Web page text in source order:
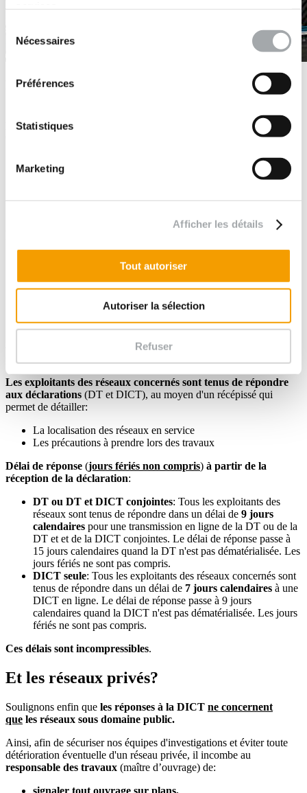
Nécessaires
Préférences
Statistiques
Marketing
Afficher les détails
Tout autoriser
Autoriser la sélection
Refuser
Plan minute de synthèse des réseaux
peuvent établir un
plan minute de synthèse des réseaux( PMSR
sur un seul et même fond de plan la
position de tous les réseaux existants connus
obtenus via
Si des réseaux restent à détecter, nos partenaires (habilités
desOL(opérations de localisation) poursécuriser les
points de sondage
et l'opération.
Ils effectuent également le marquage-piquetage
au préalable de tous travaux.
Réponses et délais pour les DT/DICT?
Les exploitants des réseaux concernés sont tenus de répondre
aux déclarations (DT et DICT), au moyen d'un récépissé qui
permet de détailler:
La localisation des réseaux en service
Les précautions à prendre lors des travaux
Délai de réponse (jours fériés non compris) à partir de la
réception de la déclaration:
DT ou DT et DICT conjointes: Tous les exploitants des
réseaux sont tenus de répondre dans un délai de 9 jours
calendaires pour une transmission en ligne de la DT ou de la
DT et et de la DICT conjointes. Le délai de réponse passe à
15 jours calendaires quand la DT n'est pas dématérialisée. Les
jours fériés ne sont pas compris.
DICT seule: Tous les exploitants des réseaux concernés sont
tenus de répondre dans un délai de 7 jours calendaires à une
DICT en ligne. Le délai de réponse passe à 9 jours
calendaires quand la DICT n'est pas dématérialisée. Les jours
fériés ne sont pas compris.
Ces délais sont incompressibles.
Et les réseaux privés?
Soulignons enfin que les réponses à la DICT ne concernent
que les réseaux sous domaine public.
Ainsi, afin de sécuriser nos équipes d'investigations et éviter toute
détérioration éventuelle d'un réseau privée, il incombe au
responsable des travaux (maître d’ouvrage) de:
signaler tout ouvrage sur plans,